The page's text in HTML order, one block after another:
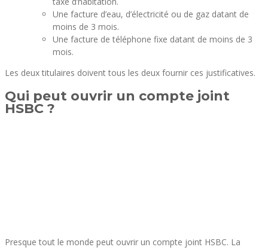
Une facture d’eau, d’électricité ou de gaz datant de
moins de 3 mois.
Une facture de téléphone fixe datant de moins de 3
mois.
Les deux titulaires doivent tous les deux fournir ces justificatives.
Qui peut ouvrir un compte joint
HSBC ?
Presque tout le monde peut ouvrir un compte joint HSBC. La